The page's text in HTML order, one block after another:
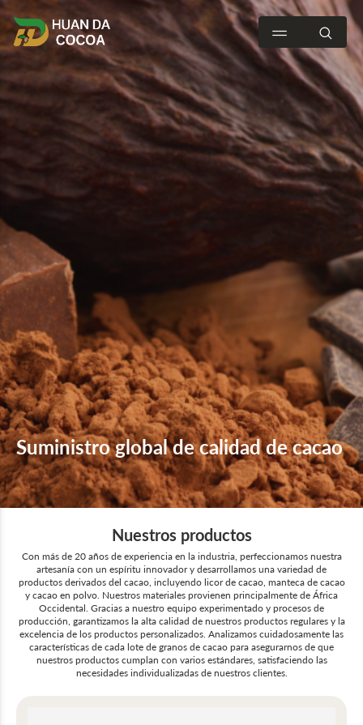
Suministro global de calidad de cacao
Nuestros productos
Con más de 20 años de experiencia en la industria, perfeccionamos nuestra
artesanía con un espíritu innovador y desarrollamos una variedad de
productos derivados del cacao, incluyendo licor de cacao, manteca de cacao
y cacao en polvo. Nuestros materiales provienen principalmente de África
Occidental. Gracias a nuestro equipo experimentado y procesos de
producción, garantizamos la alta calidad de nuestros productos regulares y la
excelencia de los productos personalizados. Analizamos cuidadosamente las
características de cada lote de granos de cacao para asegurarnos de que
nuestros productos cumplan con varios estándares, satisfaciendo las
necesidades individualizadas de nuestros clientes.